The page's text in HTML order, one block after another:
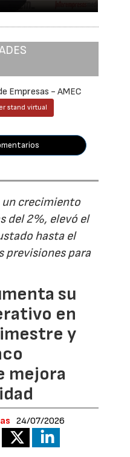
Empresas - AMEC
stand virtual
un crecimiento
del 2%, elevó el
hasta el
previsiones para
su
en
y
mejora
24/07/2026